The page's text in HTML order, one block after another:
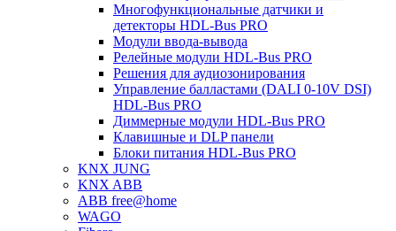
Многофункциональные датчики и
детекторы HDL-Bus PRO
Модули ввода-вывода
Релейные модули HDL-Bus PRO
Решения для аудиозонирования
Управление балластами (DALI 0-10V DSI)
HDL-Bus PRO
Диммерные модули HDL-Bus PRO
Клавишные и DLP панели
Блоки питания HDL-Bus PRO
KNX JUNG
KNX ABB
ABB free@home
WAGO